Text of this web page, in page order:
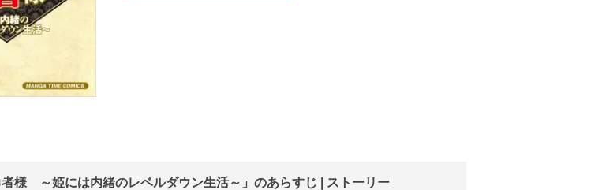
者様 ～姫には内緒のレベルダウン生活～」のあらすじ | ストーリー